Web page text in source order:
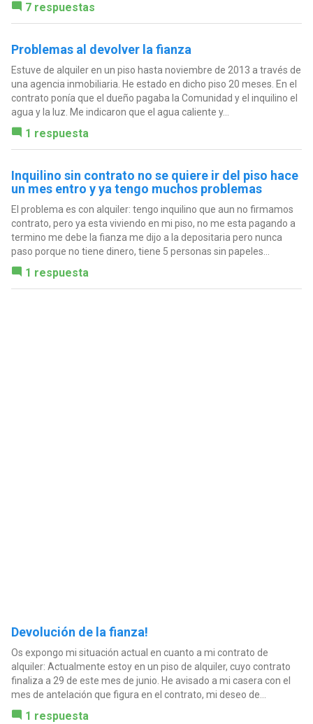
7 respuestas
Problemas al devolver la fianza
Estuve de alquiler en un piso hasta noviembre de 2013 a través de
una agencia inmobiliaria. He estado en dicho piso 20 meses. En el
contrato ponía que el dueño pagaba la Comunidad y el inquilino el
agua y la luz. Me indicaron que el agua caliente y...
1 respuesta
Inquilino sin contrato no se quiere ir del piso hace
un mes entro y ya tengo muchos problemas
El problema es con alquiler: tengo inquilino que aun no firmamos
contrato, pero ya esta viviendo en mi piso, no me esta pagando a
termino me debe la fianza me dijo a la depositaria pero nunca
paso porque no tiene dinero, tiene 5 personas sin papeles...
1 respuesta
Devolución de la fianza!
Os expongo mi situación actual en cuanto a mi contrato de
alquiler: Actualmente estoy en un piso de alquiler, cuyo contrato
finaliza a 29 de este mes de junio. He avisado a mi casera con el
mes de antelación que figura en el contrato, mi deseo de...
1 respuesta